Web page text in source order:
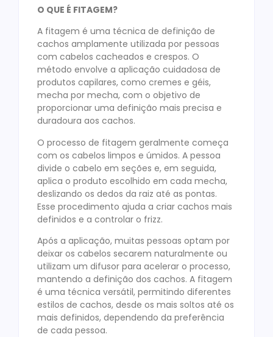
O QUE É FITAGEM?
A fitagem é uma técnica de definição de
cachos amplamente utilizada por pessoas
com cabelos cacheados e crespos. O
método envolve a aplicação cuidadosa de
produtos capilares, como cremes e géis,
mecha por mecha, com o objetivo de
proporcionar uma definição mais precisa e
duradoura aos cachos.
O processo de fitagem geralmente começa
com os cabelos limpos e úmidos. A pessoa
divide o cabelo em seções e, em seguida,
aplica o produto escolhido em cada mecha,
deslizando os dedos da raiz até as pontas.
Esse procedimento ajuda a criar cachos mais
definidos e a controlar o frizz.
Após a aplicação, muitas pessoas optam por
deixar os cabelos secarem naturalmente ou
utilizam um difusor para acelerar o processo,
mantendo a definição dos cachos. A fitagem
é uma técnica versátil, permitindo diferentes
estilos de cachos, desde os mais soltos até os
mais definidos, dependendo da preferência
de cada pessoa.